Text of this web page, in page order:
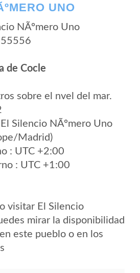
UNO
NÃºmero Uno
de Cocle
sobre el nvel del mar.
Silencio NÃºmero Uno
Madrid)
: UTC +2:00
: UTC +1:00
visitar El Silencio
mirar la disponibilidad
este pueblo o en los